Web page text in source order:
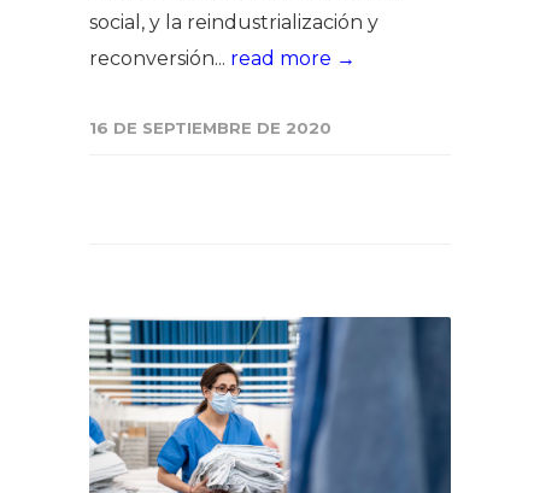
social, y la reindustrialización y
reconversión... read more →
16 DE SEPTIEMBRE DE 2020